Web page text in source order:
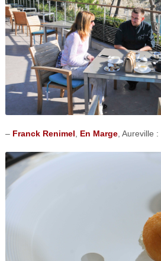
– Franck Renimel, En Marge, Aureville :